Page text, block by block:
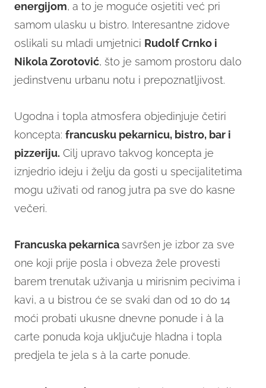
energijom, a to je moguće osjetiti već pri
samom ulasku u bistro. Interesantne zidove
oslikali su mladi umjetnici Rudolf Crnko i
Nikola Zorotović, što je samom prostoru dalo
jedinstvenu urbanu notu i prepoznatljivost.
Ugodna i topla atmosfera objedinjuje četiri
koncepta: francusku pekarnicu, bistro, bar i
pizzeriju. Cilj upravo takvog koncepta je
iznjedrio ideju i želju da gosti u specijalitetima
mogu uživati od ranog jutra pa sve do kasne
večeri.
Francuska pekarnicasavršen je izbor za sve
one koji prije posla i obveza žele provesti
barem trenutak uživanja u mirisnim pecivima i
kavi, a u bistrou će se svaki dan od 10 do 14
moći probati ukusne dnevne ponude i à la
carte ponuda koja uključuje hladna i topla
predjela te jela s à la carte ponude.